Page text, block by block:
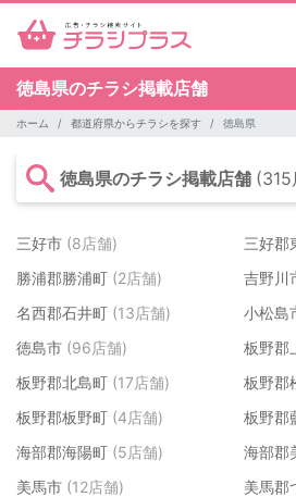
徳島県のチラシ掲載店舗
ホーム 都道府県からチラシを探す 徳島県
徳島県のチラシ掲載店舗 (315
三好市 (8店舗) 三好郡
勝浦郡勝浦町 (2店舗) 吉野川
名西郡石井町 (13店舗) 小松島
徳島市 (96店舗) 板野郡
板野郡北島町 (17店舗) 板野郡
板野郡板野町 (4店舗) 板野郡
海部郡海陽町 (5店舗) 海部郡
美馬市 (12店舗) 美馬郡